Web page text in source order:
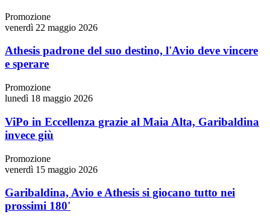
Promozione
venerdì 22 maggio 2026
Athesis padrone del suo destino, l'Avio deve vincere
e sperare
Promozione
lunedì 18 maggio 2026
ViPo in Eccellenza grazie al Maia Alta, Garibaldina
invece giù
Promozione
venerdì 15 maggio 2026
Garibaldina, Avio e Athesis si giocano tutto nei
prossimi 180'